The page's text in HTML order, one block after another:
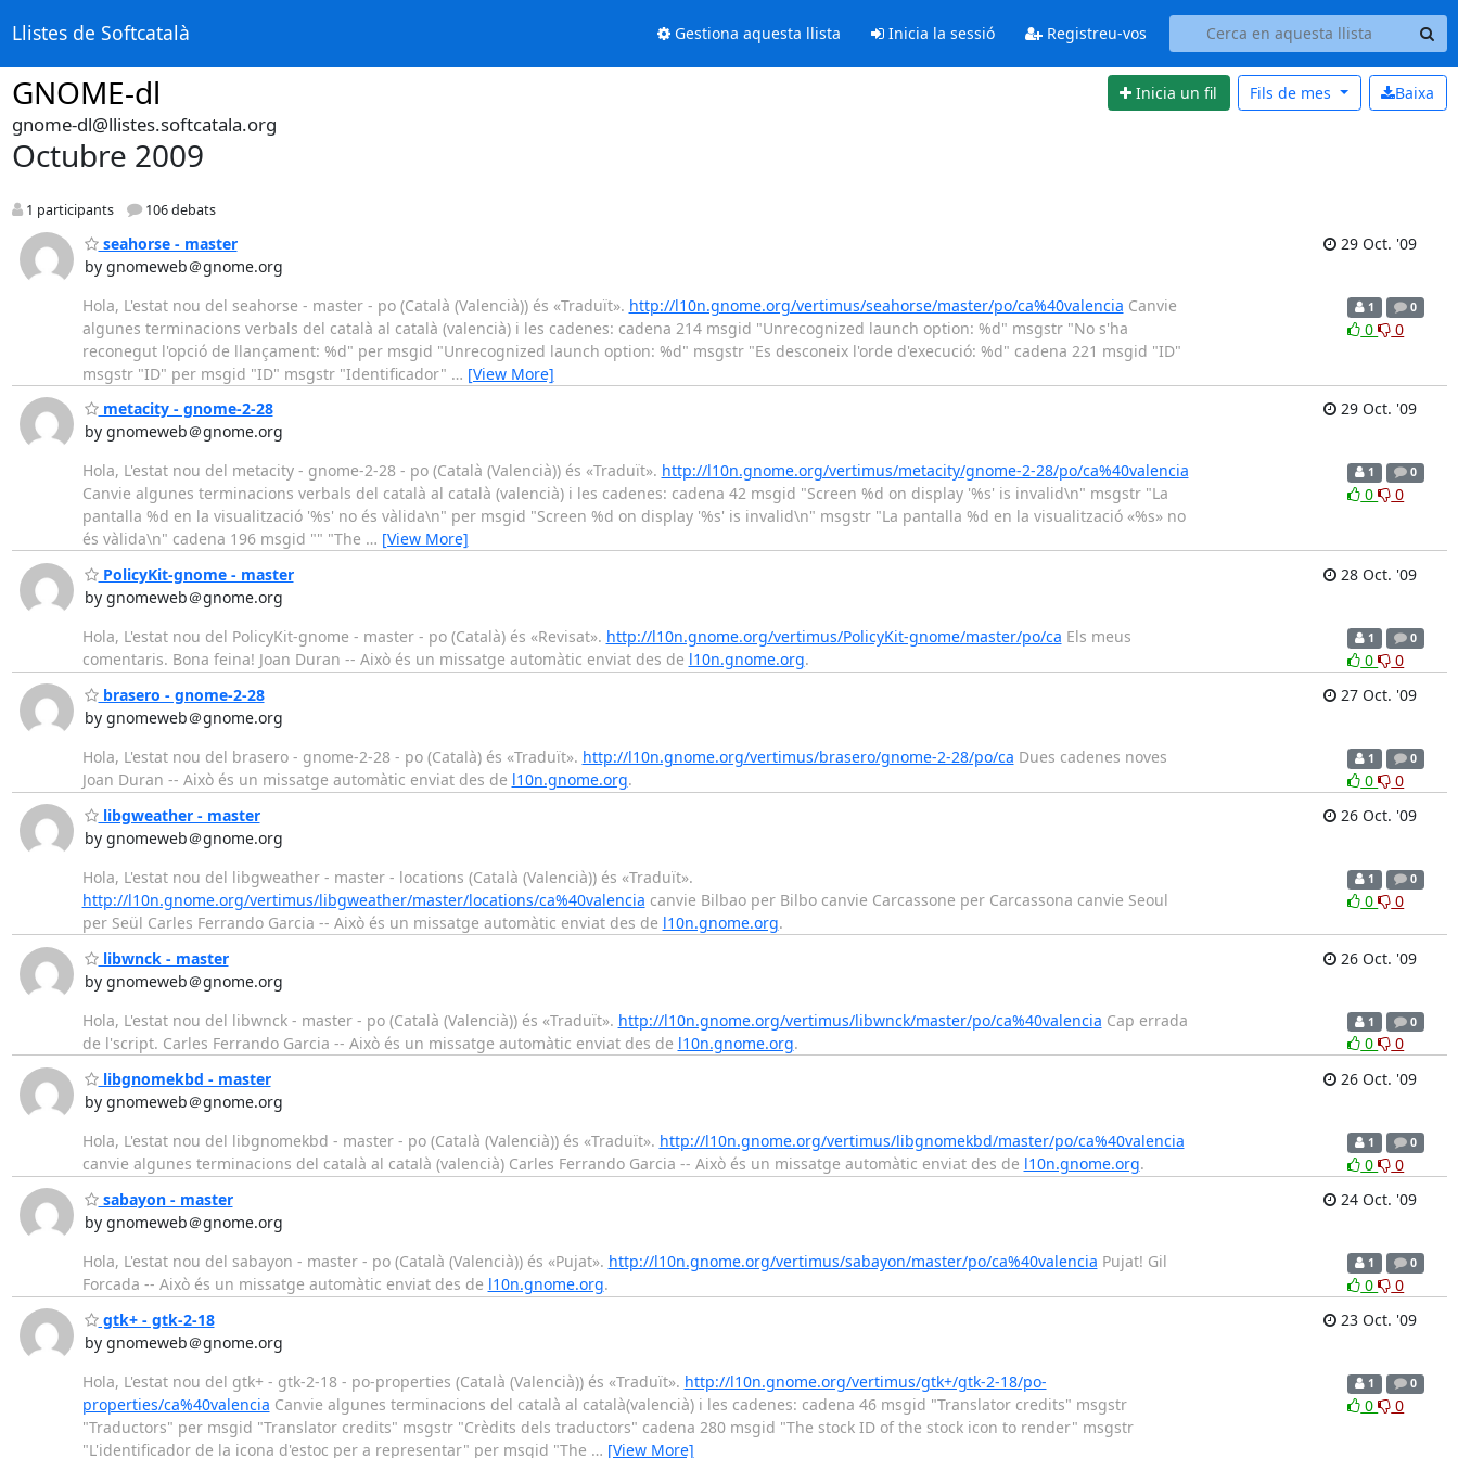
Llistes de Softcatalà Gestiona aquesta llista Inicia la sessió Registreu-vos
GNOME-dl Inicia un fil Baixa
Fils de mes
gnome-dl@llistes.softcatala.org
Octubre 2009
1 participants 106 debats
seahorse - master
by gnomeweb＠gnome.org
29 Oct. '09
Hola, L'estat nou del seahorse - master - po (Català (Valencià)) és «Traduït». http://l10n.gnome.org/vertimus/seahorse/master/po/ca%40valencia Canvie
algunes terminacions verbals del català al català (valencià) i les cadenes: cadena 214 msgid "Unrecognized launch option: %d" msgstr "No s'ha
reconegut l'opció de llançament: %d" per msgid "Unrecognized launch option: %d" msgstr "Es desconeix l'orde d'execució: %d" cadena 221 msgid "ID"
msgstr "ID" per msgid "ID" msgstr "Identificador" … [View More]
1 0
0 0
metacity - gnome-2-28
by gnomeweb＠gnome.org
29 Oct. '09
Hola, L'estat nou del metacity - gnome-2-28 - po (Català (Valencià)) és «Traduït». http://l10n.gnome.org/vertimus/metacity/gnome-2-28/po/ca%40valencia
Canvie algunes terminacions verbals del català al català (valencià) i les cadenes: cadena 42 msgid "Screen %d on display '%s' is invalid\n" msgstr "La
pantalla %d en la visualització '%s' no és vàlida\n" per msgid "Screen %d on display '%s' is invalid\n" msgstr "La pantalla %d en la visualització «%s» no
és vàlida\n" cadena 196 msgid "" "The … [View More]
1 0
0 0
PolicyKit-gnome - master
by gnomeweb＠gnome.org
28 Oct. '09
Hola, L'estat nou del PolicyKit-gnome - master - po (Català) és «Revisat». http://l10n.gnome.org/vertimus/PolicyKit-gnome/master/po/ca Els meus
comentaris. Bona feina! Joan Duran -- Això és un missatge automàtic enviat des de l10n.gnome.org.
1 0
0
0
brasero - gnome-2-28
by gnomeweb＠gnome.org
27 Oct. '09
Hola, L'estat nou del brasero - gnome-2-28 - po (Català) és «Traduït». http://l10n.gnome.org/vertimus/brasero/gnome-2-28/po/ca Dues cadenes noves
Joan Duran -- Això és un missatge automàtic enviat des de l10n.gnome.org.
1 0
0
0
libgweather - master
by gnomeweb＠gnome.org
26 Oct. '09
Hola, L'estat nou del libgweather - master - locations (Català (Valencià)) és «Traduït».
http://l10n.gnome.org/vertimus/libgweather/master/locations/ca%40valencia canvie Bilbao per Bilbo canvie Carcassone per Carcassona canvie Seoul
per Seül Carles Ferrando Garcia -- Això és un missatge automàtic enviat des de l10n.gnome.org.
1 0
0 0
libwnck - master
by gnomeweb＠gnome.org
26 Oct. '09
Hola, L'estat nou del libwnck - master - po (Català (Valencià)) és «Traduït». http://l10n.gnome.org/vertimus/libwnck/master/po/ca%40valencia Cap errada
de l'script. Carles Ferrando Garcia -- Això és un missatge automàtic enviat des de l10n.gnome.org.
1 0
0
0
libgnomekbd - master
by gnomeweb＠gnome.org
26 Oct. '09
Hola, L'estat nou del libgnomekbd - master - po (Català (Valencià)) és «Traduït». http://l10n.gnome.org/vertimus/libgnomekbd/master/po/ca%40valencia
canvie algunes terminacions del català al català (valencià) Carles Ferrando Garcia -- Això és un missatge automàtic enviat des de l10n.gnome.org.
1 0
0
0
sabayon - master
by gnomeweb＠gnome.org
24 Oct. '09
Hola, L'estat nou del sabayon - master - po (Català (Valencià)) és «Pujat». http://l10n.gnome.org/vertimus/sabayon/master/po/ca%40valencia Pujat! Gil
Forcada -- Això és un missatge automàtic enviat des de l10n.gnome.org.
1 0
0
0
gtk+ - gtk-2-18
by gnomeweb＠gnome.org
23 Oct. '09
Hola, L'estat nou del gtk+ - gtk-2-18 - po-properties (Català (Valencià)) és «Traduït». http://l10n.gnome.org/vertimus/gtk+/gtk-2-18/po-
properties/ca%40valencia Canvie algunes terminacions del català al català(valencià) i les cadenes: cadena 46 msgid "Translator credits" msgstr
"Traductors" per msgid "Translator credits" msgstr "Crèdits dels traductors" cadena 280 msgid "The stock ID of the stock icon to render" msgstr
"L'identificador de la icona d'estoc per a representar" per msgid "The … [View More]
1 0
0 0